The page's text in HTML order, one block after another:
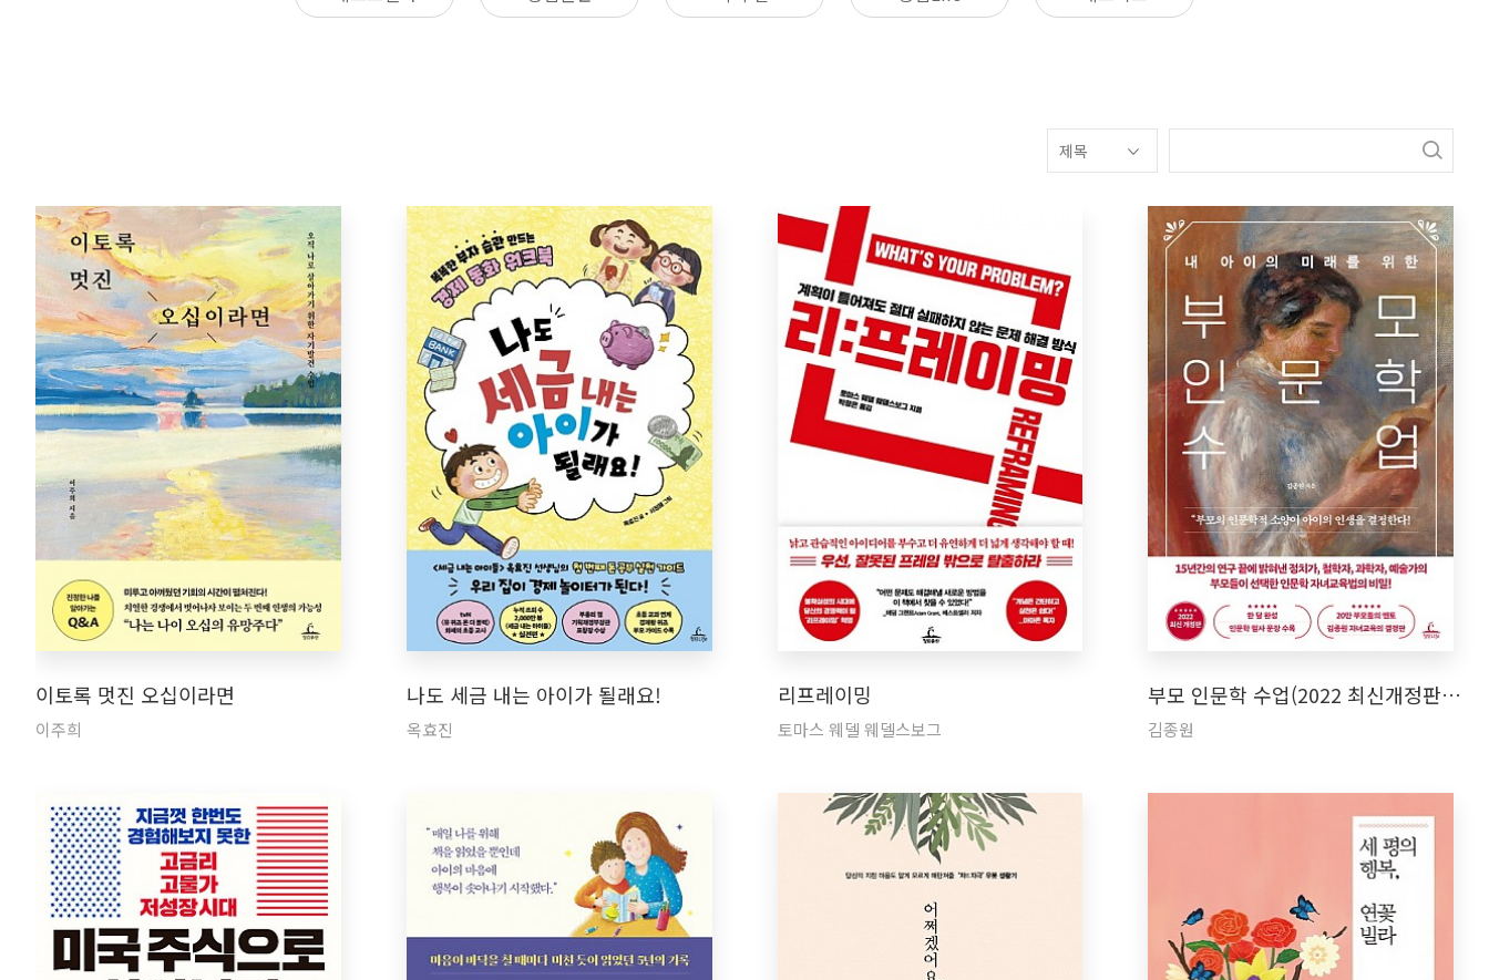
이토록 멋진 오십이라면
이주희
나도 세금 내는 아이가 될래요!
옥효진
리프레이밍
토마스 웨델 웨델스보그
부모 인문학 수업(2022 최신개정판…
김종원